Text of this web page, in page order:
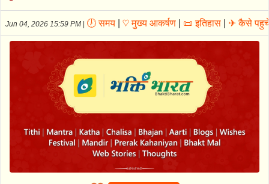
Jun 04, 2026 15:59 PM 🕖 समय ♡ मुख्य आकर्षण 📜 इतिहास ✈ कैसे